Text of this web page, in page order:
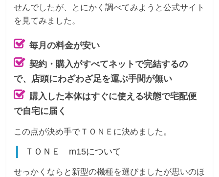
せんでしたが、とにかく調べてみようと公式サイト
を見てみました。
毎月の料金が安い
契約・購入がすべてネットで完結するの
で、店頭にわざわざ足を運ぶ手間が無い
購入した本体はすぐに使える状態で宅配便
で自宅に届く
この点が決め手でＴＯＮＥに決めました。
ＴＯＮＥ m15について
せっかくならと新型の機種を選びましたが思いのほ